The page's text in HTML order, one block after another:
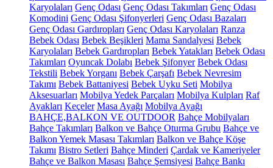
Karyolaları Genç Odası Genç Odası Takımları Genç Odası
Komodini Genç Odası Şifonyerleri Genç Odası Bazaları
Genç Odası Gardıropları Genç Odası Karyolaları Ranza
Bebek Odası Bebek Beşikleri Mama Sandalyesi Bebek
Karyolaları Bebek Gardıropları Bebek Yatakları Bebek Odası
Takımları Oyuncak Dolabı Bebek Şifonyer Bebek Odası
Tekstili Bebek Yorganı Bebek Çarşafı Bebek Nevresim
Takımı Bebek Battaniyesi Bebek Uyku Seti Mobilya
Aksesuarları Mobilya Yedek Parçaları Mobilya Kulpları Raf
Ayakları Keçeler Masa Ayağı Mobilya Ayağı
BAHÇE,BALKON VE OUTDOOR Bahçe Mobilyaları
Bahçe Takımları Balkon ve Bahçe Oturma Grubu Bahçe ve
Balkon Yemek Masası Takımları Balkon ve Bahçe Köşe
Takımı Bistro Setleri Bahçe Minderi Çardak ve Kameriyeler
Bahçe ve Balkon Masası Bahçe Şemsiyesi Bahçe Bankı